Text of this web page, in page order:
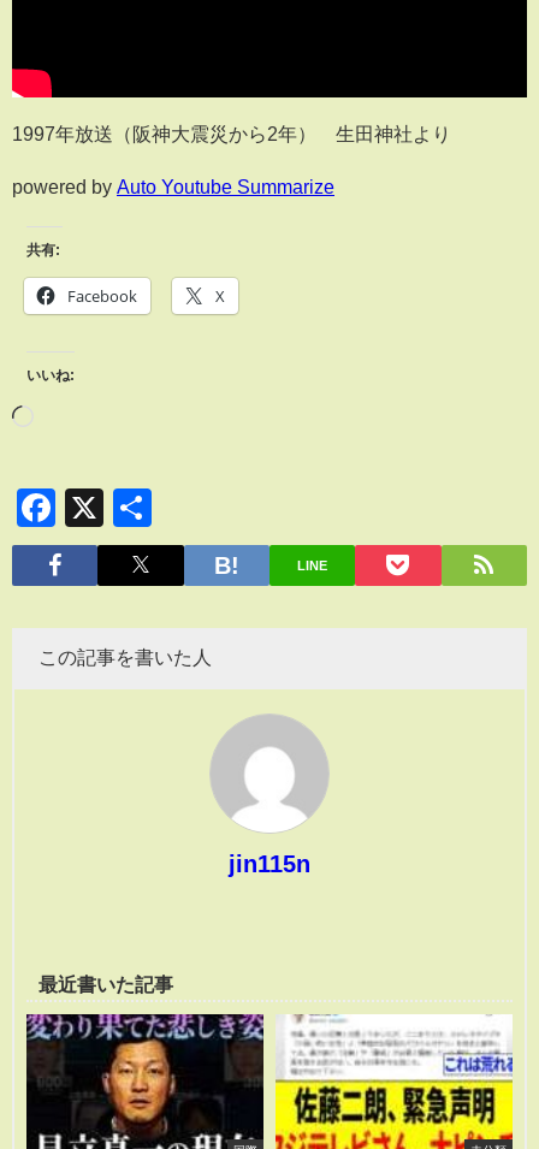
1997年放送（阪神大震災から2年） 生田神社より
powered by Auto Youtube Summarize
共有:
Facebook X
いいね:
Facebook
X
有
LINE
この記事を書いた人
jin115n
最近書いた記事